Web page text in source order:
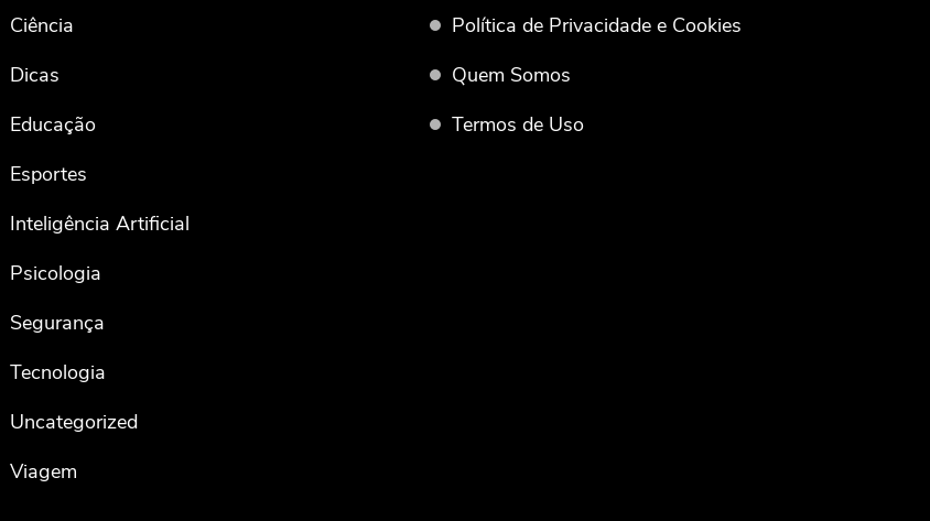
Ciência
Dicas
Educação
Esportes
Inteligência Artificial
Psicologia
Segurança
Tecnologia
Uncategorized
Viagem
Política de Privacidade e Cookies
Quem Somos
Termos de Uso